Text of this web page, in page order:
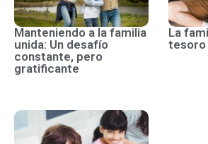
Manteniendo a la familia
unida: Un desafío
constante, pero
gratificante
La
tesoro